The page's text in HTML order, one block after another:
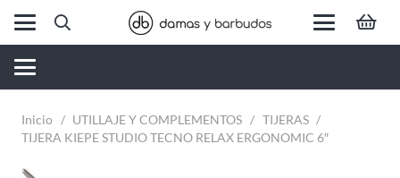
Inicio / UTILLAJE Y COMPLEMENTOS / TIJERAS /
TIJERA KIEPE STUDIO TECNO RELAX ERGONOMIC 6″